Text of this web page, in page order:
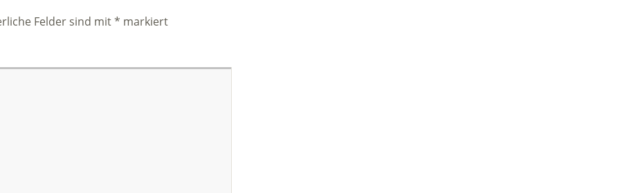
Felder sind mit* markiert